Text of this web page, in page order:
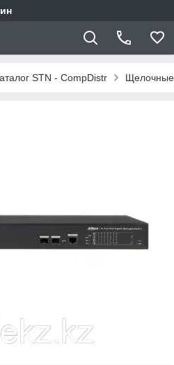
STN - CompDistr Щелочные